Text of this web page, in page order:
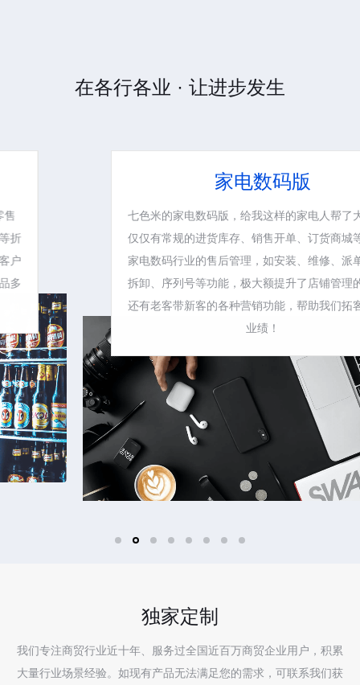
在各行各业 · 让进步发生
家电数码版
七色米的家电数码版，给我这样的家电人帮了大忙。不
仅仅有常规的进货库存、销售开单、订货商城等，还有
家电数码行业的售后管理，如安装、维修、派单、组装
拆卸、序列号等功能，极大额提升了店铺管理的效率。
还有老客带新客的各种营销功能，帮助我们拓客、提升
独家定制
我们专注商贸行业近十年、服务过全国近百万商贸企业用户，积累
大量行业场景经验。如现有产品无法满足您的需求，可联系我们获